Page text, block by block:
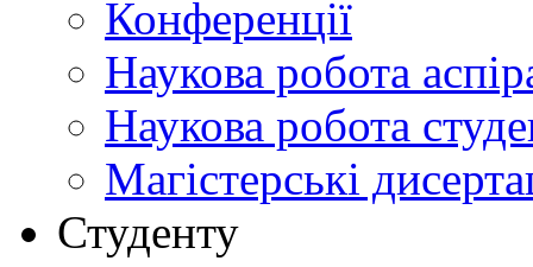
Конференції
Наукова робота
Наукова робота
Магістерські
Студенту